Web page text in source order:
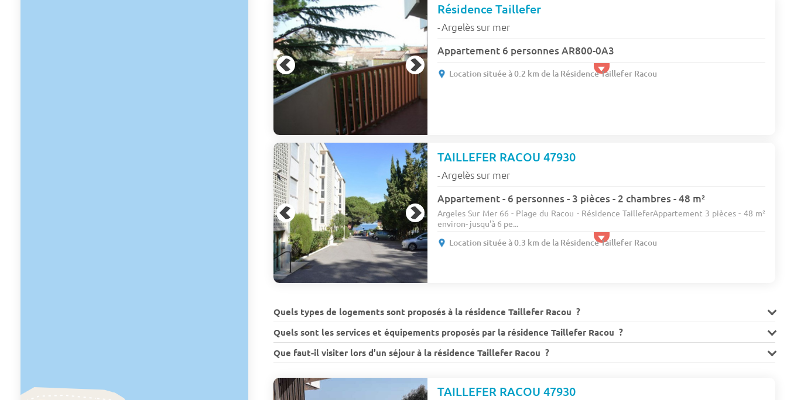
Résidence Taillefer
-Argelès sur mer
Appartement 6 personnes AR800-0A3
Location située à 0.2 km de la Résidence Taillefer Racou
TAILLEFER RACOU 47930
-Argelès sur mer
Appartement - 6 personnes - 3 pièces - 2 chambres - 48 m²
Argeles Sur Mer 66 - Plage du Racou - Résidence TailleferAppartement 3 pièces - 48 m²
environ- jusqu'à 6 pe...
Location située à 0.3 km de la Résidence Taillefer Racou
Quels types de logements sont proposés à la résidence Taillefer Racou ?
Quels sont les services et équipements proposés par la résidence Taillefer Racou ?
Que faut-il visiter lors d’un séjour à la résidence Taillefer Racou ?
TAILLEFER RACOU 47930